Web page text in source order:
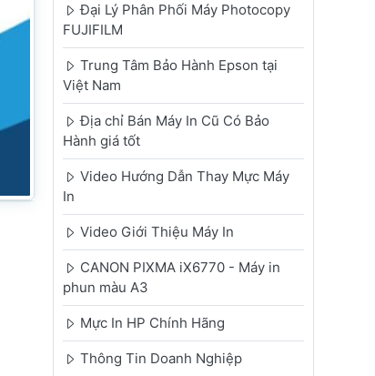
Đại Lý Phân Phối Máy Photocopy
FUJIFILM
Trung Tâm Bảo Hành Epson tại
Việt Nam
Địa chỉ Bán Máy In Cũ Có Bảo
Hành giá tốt
Video Hướng Dẫn Thay Mực Máy
In
Video Giới Thiệu Máy In
CANON PIXMA iX6770 - Máy in
phun màu A3
Mực In HP Chính Hãng
Thông Tin Doanh Nghiệp